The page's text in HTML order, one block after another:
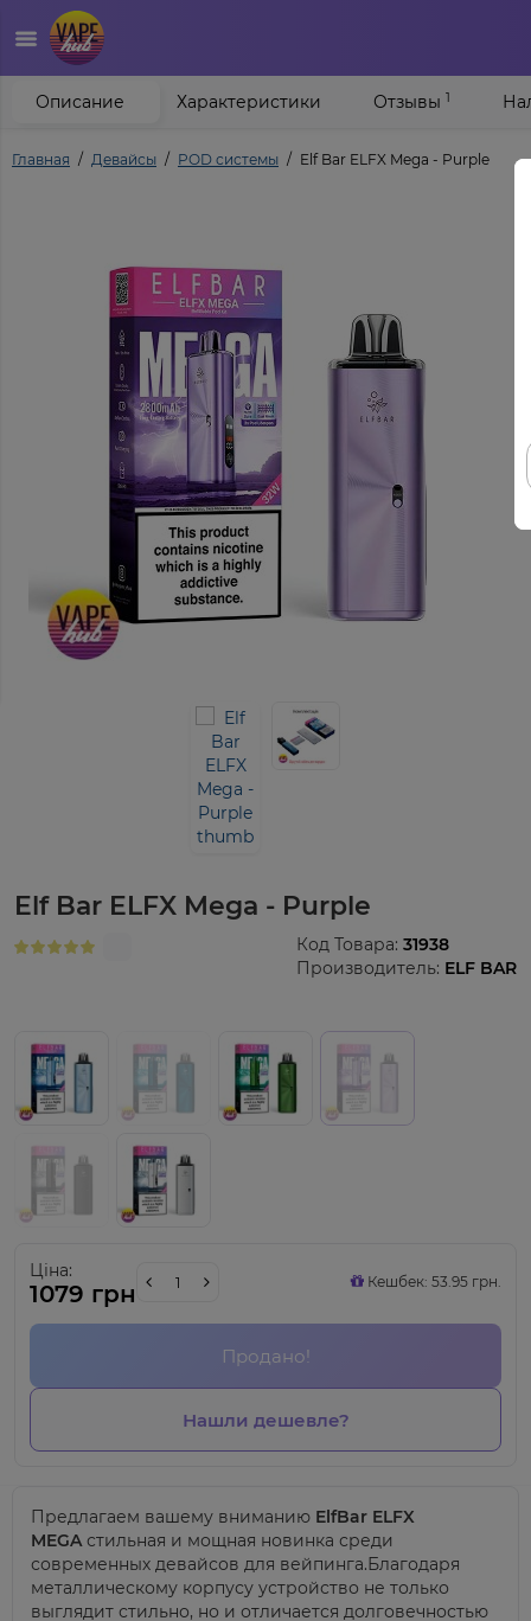
Главная Девайсы POD системы Elf Bar ELFX Mega - Purple
Elf Bar ELFX Mega - Purple
Производитель: ELF BAR
Код Товара: 31938
Ціна:
1079 грн Кешбек: 53.95 грн.
Продано!
Нашли дешевле?
Описание Характеристики Отзывы 1
Предлагаем вашему вниманию ElfBar ELFX
MEGAстильная и мощная новинка среди
современных девайсов для вейпинга.Благодаря
металлическому корпусу устройство не только
выглядит стильно, но и отличается долговечностью